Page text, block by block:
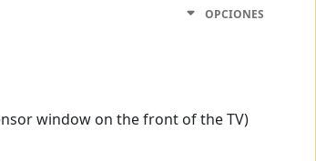
OPCIONES
window on the front of the TV)